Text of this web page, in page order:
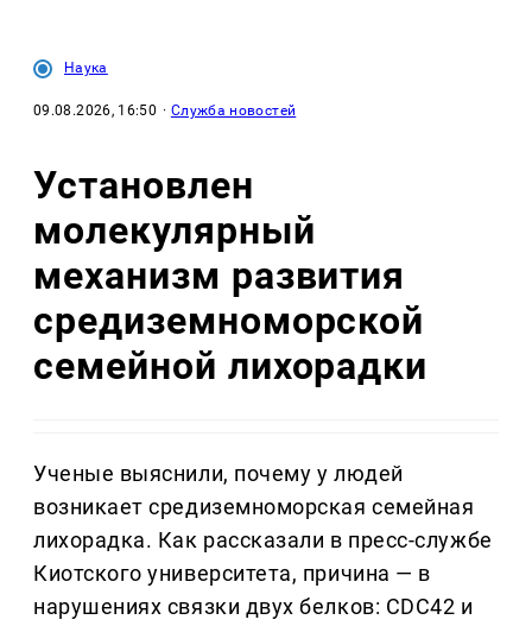
Наука
09.08.2026, 16:50 · Служба новостей
Установлен
молекулярный
механизм развития
средиземноморской
семейной лихорадки
Ученые выяснили, почему у людей
возникает средиземноморская семейная
лихорадка. Как рассказали в пресс-службе
Киотского университета, причина — в
нарушениях связки двух белков: CDC42 и